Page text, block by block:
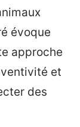
évoque
approche
et
des